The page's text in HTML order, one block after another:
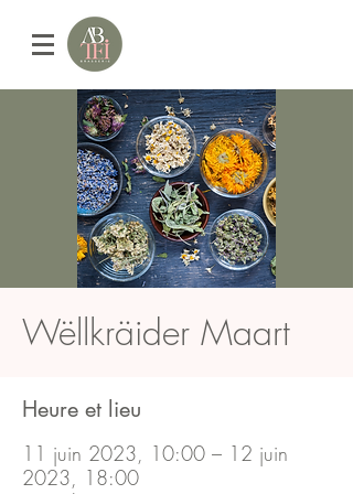
Wëllkräider Maart
Heure et lieu
11 juin 2023, 10:00 – 12 juin
2023, 18:00